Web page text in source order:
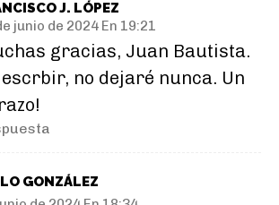
J. LÓPEZ
junio de 2024 En 19:21
gracias, Juan Bautista.
escrbir, no dejaré nunca. Un
GONZÁLEZ